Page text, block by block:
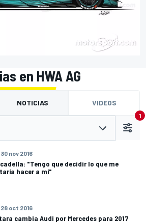
en HWA AG
NOTICIAS VIDEOS
1
30 nov 2016
"Tengo que decidir lo que me
hacer a mí"
28 oct 2016
cambia Audi por Mercedes para 2017